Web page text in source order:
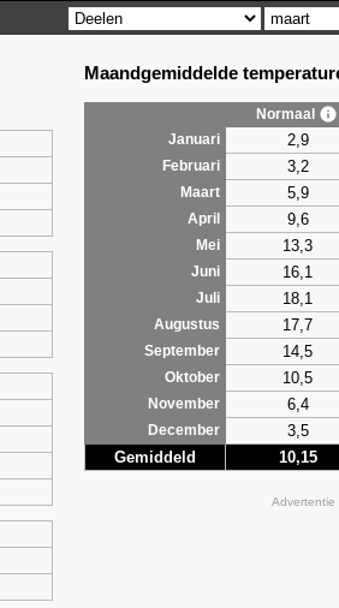
Maandgemiddelde
Normaal
Januari
2,9
Februari 3,2
Maart 5,9
April
9,6
Mei
13,3
Juni
16,1
Juli
18,1
Augustus
17,7
September
14,5
Oktober
10,5
November
6,4
December
3,5
Gemiddeld 10,15
Advertentie